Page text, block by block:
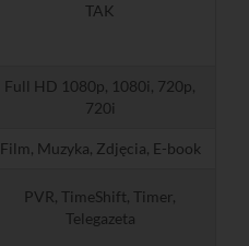
TAK
Full HD 1080p, 1080i, 720p,
720i
Film, Muzyka, Zdjęcia, E-book
PVR, TimeShift, Timer,
Telegazeta